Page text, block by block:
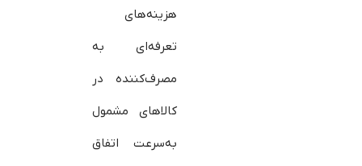
هزینه‌های
تعرفه‌ای به
مصرف‌کننده در
کالاهای مشمول
به‌سرعت اتفاق